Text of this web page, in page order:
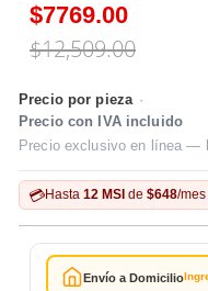
$7769.00
$12,509.00
Precio por pieza ·
Precio con IVA incluido
Precio exclusivo en línea —
💳Hasta 12 MSI de $648/mes
Envío a Domicilio